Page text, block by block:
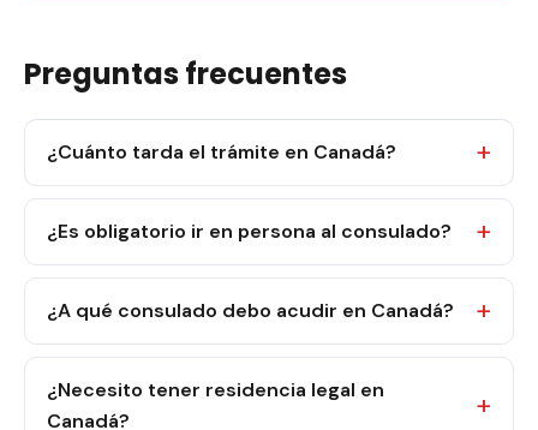
Preguntas frecuentes
¿Cuánto tarda el trámite en Canadá?
¿Es obligatorio ir en persona al consulado?
¿A qué consulado debo acudir en Canadá?
¿Necesito tener residencia legal en
Canadá?